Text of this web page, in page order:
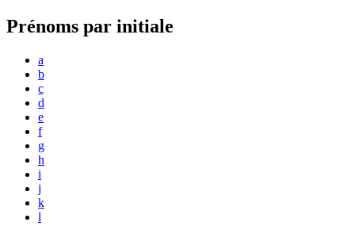
Prénoms par initiale
a
b
c
d
e
f
g
h
i
j
k
l